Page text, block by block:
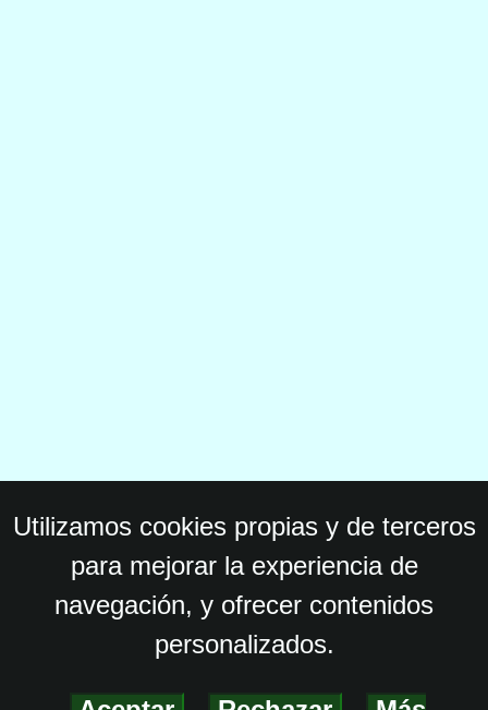
Utilizamos cookies propias y de terceros
para mejorar la experiencia de
navegación, y ofrecer contenidos
personalizados.